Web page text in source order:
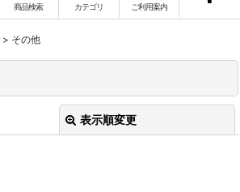
商品検索 カテゴリ ご利用案内
> その他
表示順変更